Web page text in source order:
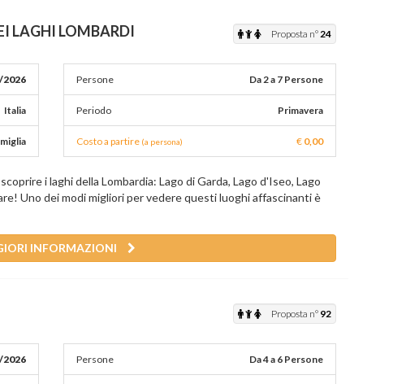
LAGHI LOMBARDI Proposta n°24
2026
Italia
Persone Da 2 a 7 Persone
Periodo Primavera
€ 0,00
Costo a partire (a persona)
i laghi della Lombardia: Lago di Garda, Lago d'Iseo, Lago
Uno dei modi migliori per vedere questi luoghi affascinanti è
INFORMAZIONI
Proposta n° 92
2026 Persone Da 4 a 6 Persone